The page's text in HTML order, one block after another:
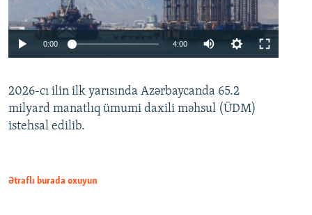
Auto 240p 360p 480p
0:00 4:00
360p
480p
2026-cı ilin ilk yarısında Azərbaycanda 65.2
milyard manatlıq ümumi daxili məhsul (ÜDM)
istehsal edilib.
Ətraflı burada oxuyun